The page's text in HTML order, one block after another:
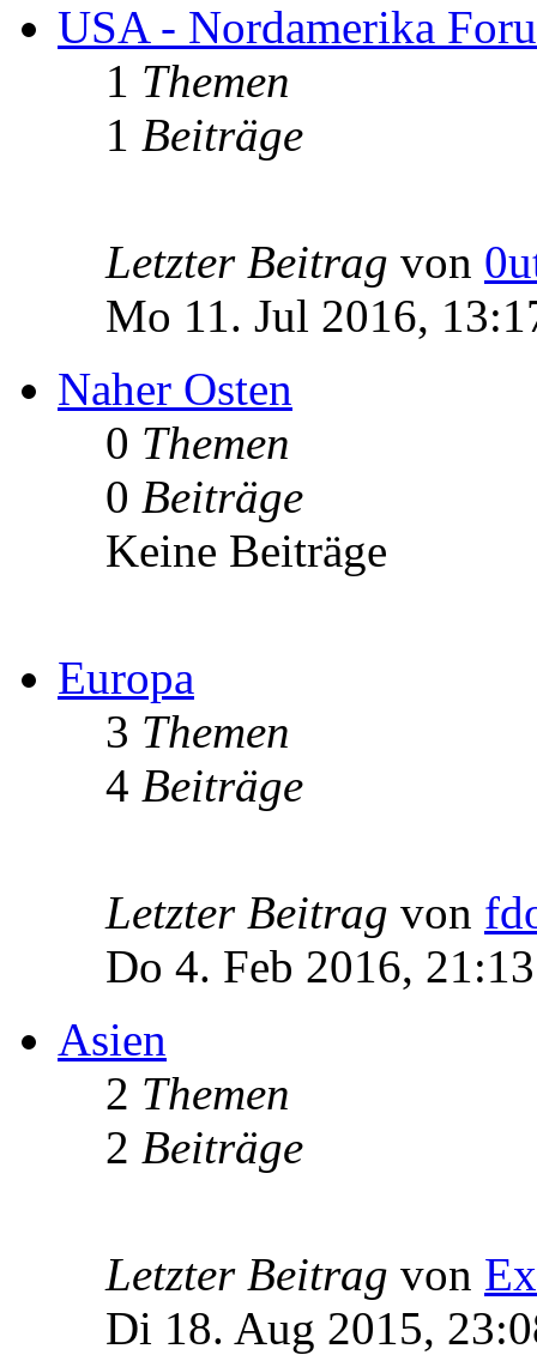
USA - Nordamerika
1 Themen
1 Beiträge
Letzter Beitrag von
Mo 11. Jul 2016,
Naher Osten
0 Themen
0 Beiträge
Keine Beiträge
Europa
3 Themen
4 Beiträge
Letzter Beitrag von
Do 4. Feb 2016, 21:13
Asien
2 Themen
2 Beiträge
Letzter Beitrag von
Di 18. Aug 2015,